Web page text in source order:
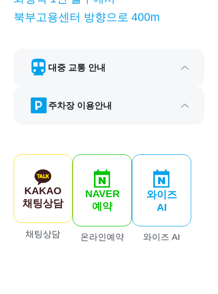
북부고용센터 방향으로 400m
대중 교통 안내
주차장 이용안내
채팅상담
KAKAO
채팅상담
온라인예약
NAVER
예약
와이즈 AI
와이즈
AI